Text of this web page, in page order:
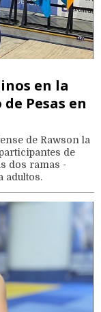
en la
Pesas en
de Rawson la
de
dos ramas -
adultos.